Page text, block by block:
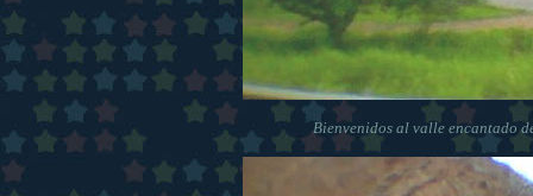
Bienvenidos al valle encantado